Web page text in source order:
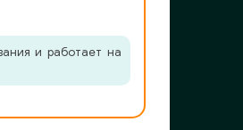
и работает на